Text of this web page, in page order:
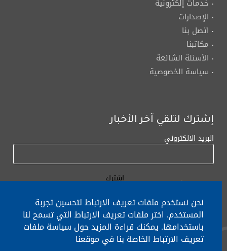
خدمات إلكترونية
الإصدارات
اتصل بنا
مكاتبنا
الأسئلة الشائعة
سياسة الخصوصية
إشترك لتلقي آخر الأخبار
البريد الالكتروني
لأي إستفسار الإتصال على: ٠١/٧٧٢٠٠٠
نحن نستخدم ملفات تعريف الارتباط لتحسين تجربة
المستخدم. اختر ملفات تعريف الارتباط التي تسمح لنا
باستخدامها. يمكنك قراءة المزيد حول سياسة ملفات
تعريف الارتباط الخاصة بنا في موقعنا